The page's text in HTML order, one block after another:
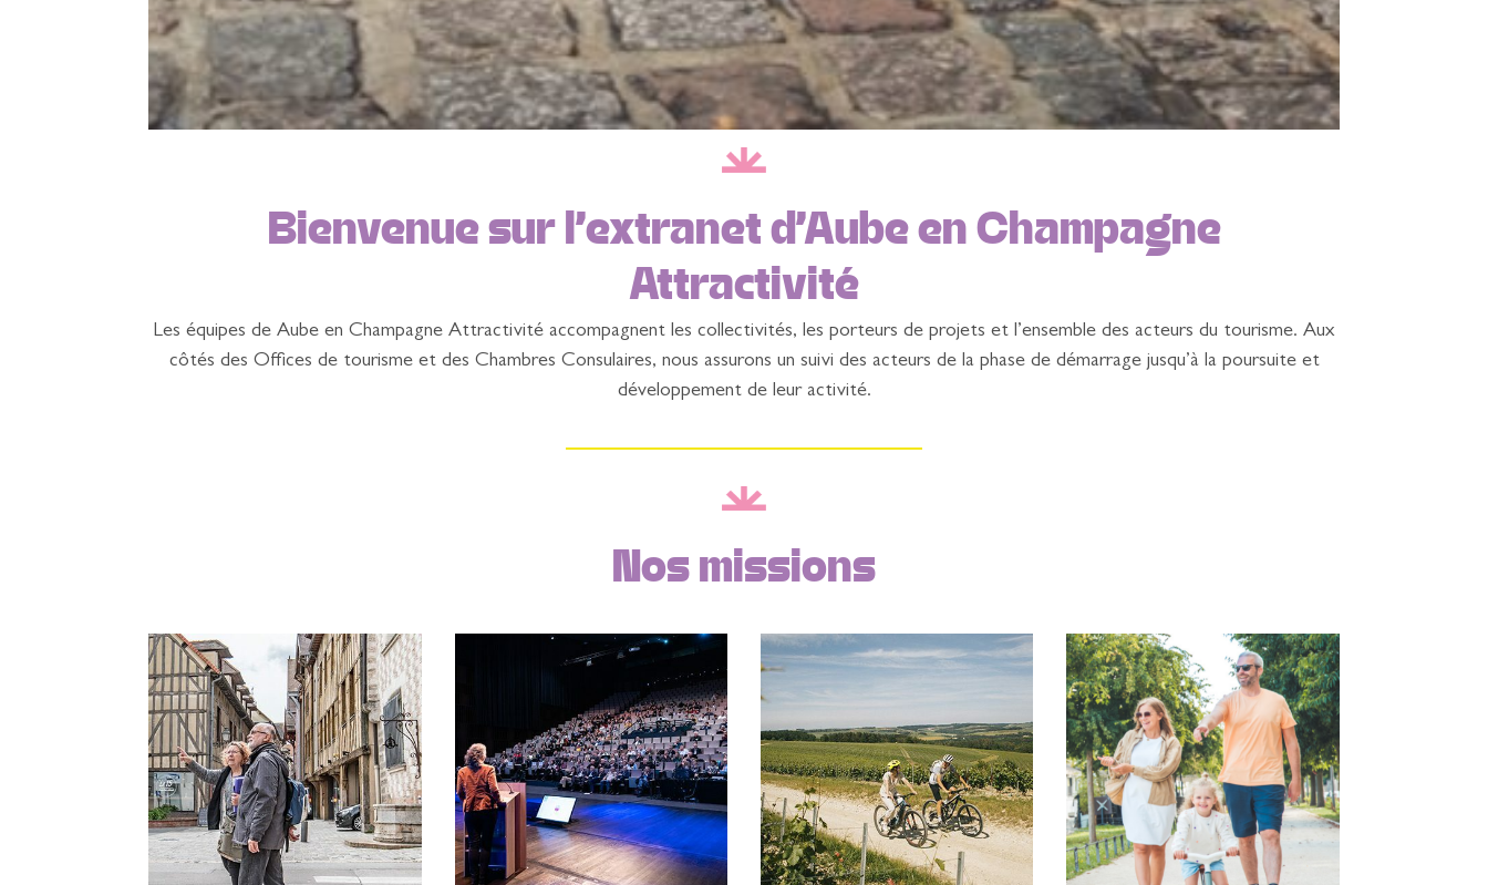
Bienvenue sur l’extranet d’Aube en Champagne
Attractivité
Les équipes de Aube en Champagne Attractivité accompagnent les collectivités, les porteurs de projets et l’ensemble des acteurs du tourisme. Aux
côtés des Offices de tourisme et des Chambres Consulaires, nous assurons un suivi des acteurs de la phase de démarrage jusqu’à la poursuite et
développement de leur activité.
Nos missions